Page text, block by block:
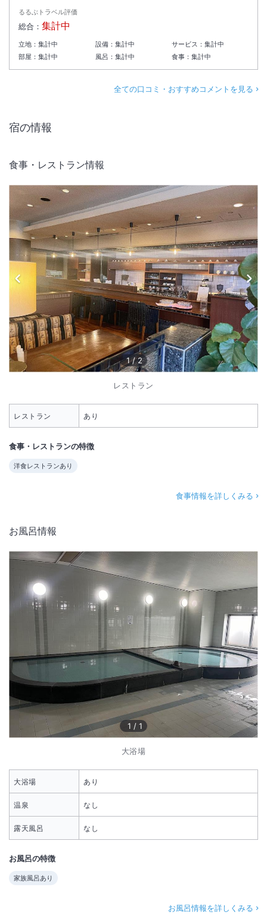
るるぶトラベル評価
総合： 集計中
立地： 集計中 設備： 集計中 サービス：集計中
部屋： 集計中 風呂： 集計中 食事：集計中
全ての口コミ・おすすめコメントを見る
宿の情報
食事・レストラン情報
1 /2
レストラン
レストラン あり
食事・レストランの特徴
洋食レストランあり
食事情報を詳しくみる
お風呂情報
1 / 1
大浴場
大浴場 あり
温泉 なし
露天風呂 なし
お風呂の特徴
家族風呂あり
お風呂情報を詳しくみる